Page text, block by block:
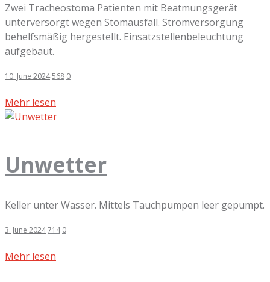
Zwei Tracheostoma Patienten mit Beatmungsgerät
unterversorgt wegen Stomausfall. Stromversorgung
behelfsmäßig hergestellt. Einsatzstellenbeleuchtung
aufgebaut.
10. June 2024568 0
Mehr lesen
Unwetter
Keller unter Wasser. Mittels Tauchpumpen leer gepumpt.
3. June 2024714 0
Mehr lesen